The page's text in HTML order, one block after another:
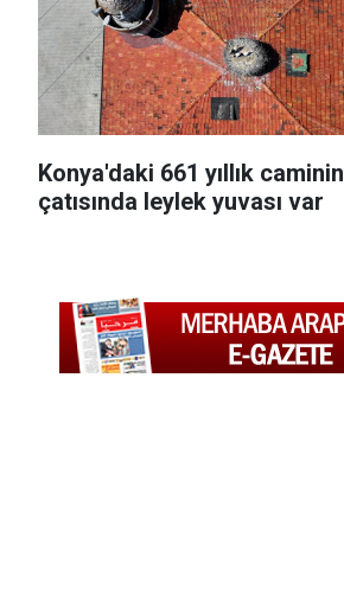
Konya'daki 661 yıllık caminin
çatısında leylek yuvası var